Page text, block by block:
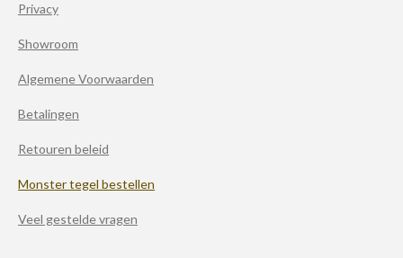
Privacy
Showroom
Algemene Voorwaarden
Betalingen
Retouren beleid
Monster tegel bestellen
Veel gestelde vragen